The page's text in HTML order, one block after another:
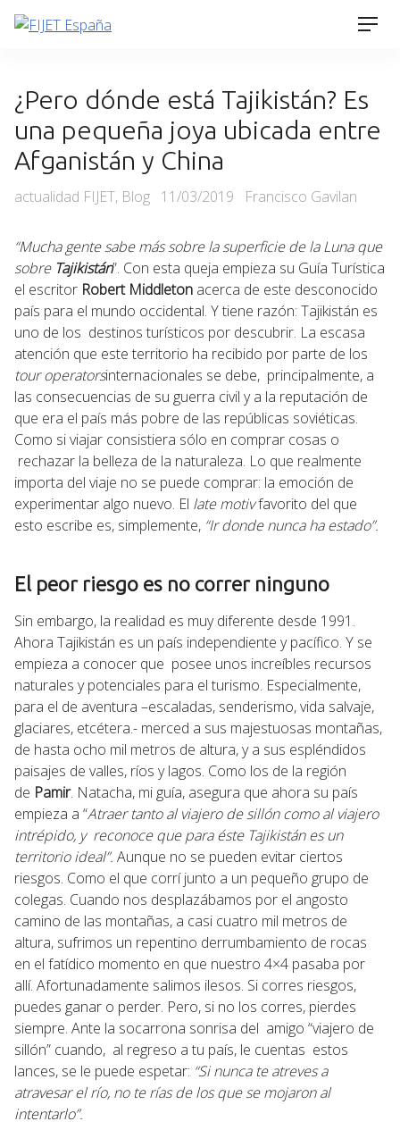
Skip
¿Pero dónde está Tajikistán? Es
una pequeña joya ubicada entre
Afganistán y China
Categories
actualidad FIJET, Blog Posted
11/03/2019 Francisco Gavilan
“Mucha gente sabe más sobre la superficie de la Luna que
sobre Tajikistán”. Con esta queja empieza su Guía Turística
el escritor Robert Middleton acerca de este desconocido
país para el mundo occidental. Y tiene razón: Tajikistán es
uno de los destinos turísticos por descubrir. La escasa
atención que este territorio ha recibido por parte de los
tour operatorsinternacionales se debe, principalmente, a
las consecuencias de su guerra civil y a la reputación de
que era el país más pobre de las repúblicas soviéticas.
Como si viajar consistiera sólo en comprar cosas o
rechazar la belleza de la naturaleza. Lo que realmente
importa del viaje no se puede comprar: la emoción de
experimentar algo nuevo. El late motivfavorito del que
esto escribe es, simplemente, “Ir donde nunca ha estado”.
El peor riesgo es no correr ninguno
Sin embargo, la realidad es muy diferente desde 1991.
Ahora Tajikistán es un país independiente y pacífico. Y se
empieza a conocer que posee unos increíbles recursos
naturales y potenciales para el turismo. Especialmente,
para el de aventura –escaladas, senderismo, vida salvaje,
glaciares, etcétera.- merced a sus majestuosas montañas,
de hasta ocho mil metros de altura, y a sus espléndidos
paisajes de valles, ríos y lagos. Como los de la región
de Pamir. Natacha, mi guía, asegura que ahora su país
empieza a “Atraer tanto al viajero de sillón como al viajero
intrépido, y reconoce que para éste Tajikistán es un
territorio ideal”. Aunque no se pueden evitar ciertos
riesgos. Como el que corrí junto a un pequeño grupo de
colegas. Cuando nos desplazábamos por el angosto
camino de las montañas, a casi cuatro mil metros de
altura, sufrimos un repentino derrumbamiento de rocas
en el fatídico momento en que nuestro 4×4 pasaba por
allí. Afortunadamente salimos ilesos. Si corres riesgos,
puedes ganar o perder. Pero, si no los corres, pierdes
siempre. Ante la socarrona sonrisa del amigo “viajero de
sillón” cuando, al regreso a tu país, le cuentas estos
lances, se le puede espetar: “Si nunca te atreves a
atravesar el río, no te rías de los que se mojaron al
intentarlo”.